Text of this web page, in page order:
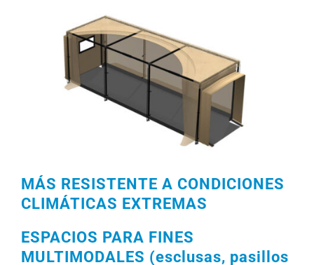
MÁS RESISTENTE A CONDICIONES
CLIMÁTICAS EXTREMAS
ESPACIOS PARA FINES
MULTIMODALES (esclusas, pasillos